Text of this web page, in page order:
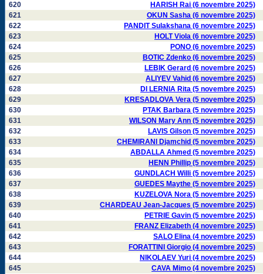
620
HARISH Rai (6 novembre 2025)
621
OKUN Sasha (6 novembre 2025)
622
PANDIT Sulakshana (6 novembre 2025)
623
HOLT Viola (6 novembre 2025)
624
PONO (6 novembre 2025)
625
BOTIC Zdenko (6 novembre 2025)
626
LEBIK Gerard (6 novembre 2025)
627
ALIYEV Vahid (6 novembre 2025)
628
DI LERNIA Rita (5 novembre 2025)
629
KRESADLOVA Vera (5 novembre 2025)
630
PTAK Barbara (5 novembre 2025)
631
WILSON Mary Ann (5 novembre 2025)
632
LAVIS Gilson (5 novembre 2025)
633
CHEMIRANI Djamchid (5 novembre 2025)
634
ABDALLA Ahmed (5 novembre 2025)
635
HENN Phillip (5 novembre 2025)
636
GUNDLACH Willi (5 novembre 2025)
637
GUEDES Maythe (5 novembre 2025)
638
KUZELOVA Nora (5 novembre 2025)
639
CHARDEAU Jean-Jacques (5 novembre 2025)
640
PETRIE Gavin (5 novembre 2025)
641
FRANZ Elizabeth (4 novembre 2025)
642
SALO Elina (4 novembre 2025)
643
FORATTINI Giorgio (4 novembre 2025)
644
NIKOLAEV Yuri (4 novembre 2025)
645
CAVA Mimo (4 novembre 2025)